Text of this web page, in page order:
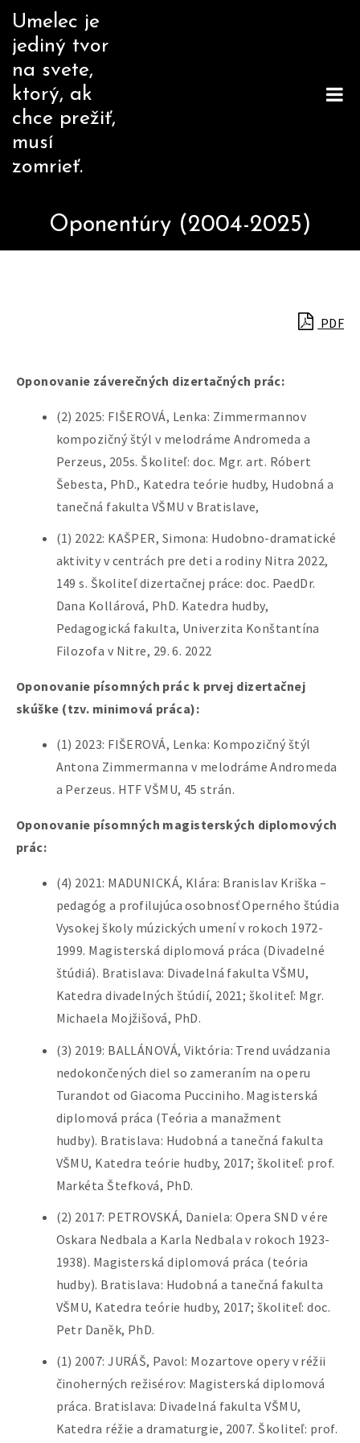
Skip
content
Umelec je
jediný tvor
na svete,
ktorý, ak
chce prežiť,
musí
zomrieť.
Oponentúry (2004-2025)
PDF
Oponovanie záverečných dizertačných prác:
(2) 2025: FIŠEROVÁ, Lenka: Zimmermannov
kompozičný štýl v melodráme Andromeda a
Perzeus, 205s. Školiteľ: doc. Mgr. art. Róbert
Šebesta, PhD., Katedra teórie hudby, Hudobná a
tanečná fakulta VŠMU v Bratislave,
(1) 2022: KAŠPER, Simona: Hudobno-dramatické
aktivity v centrách pre deti a rodiny Nitra 2022,
149 s. Školiteľ dizertačnej práce: doc. PaedDr.
Dana Kollárová, PhD. Katedra hudby,
Pedagogická fakulta, Univerzita Konštantína
Filozofa v Nitre, 29. 6. 2022
Oponovanie písomných prác k prvej dizertačnej
skúške (tzv. minimová práca):
(1) 2023: FIŠEROVÁ, Lenka: Kompozičný štýl
Antona Zimmermanna v melodráme Andromeda
a Perzeus. HTF VŠMU, 45 strán.
Oponovanie písomných magisterských diplomových
prác:
(4) 2021: MADUNICKÁ, Klára: Branislav Kriška –
pedagóg a profilujúca osobnosť Operného štúdia
Vysokej školy múzických umení v rokoch 1972-
1999. Magisterská diplomová práca (Divadelné
štúdiá). Bratislava: Divadelná fakulta VŠMU,
Katedra divadelných štúdií, 2021; školiteľ: Mgr.
Michaela Mojžišová, PhD.
(3) 2019: BALLÁNOVÁ, Viktória: Trend uvádzania
nedokončených diel so zameraním na operu
Turandot od Giacoma Pucciniho. Magisterská
diplomová práca (Teória a manažment
hudby). Bratislava: Hudobná a tanečná fakulta
VŠMU, Katedra teórie hudby, 2017; školiteľ: prof.
Markéta Štefková, PhD.
(2) 2017: PETROVSKÁ, Daniela: Opera SND v ére
Oskara Nedbala a Karla Nedbala v rokoch 1923-
1938). Magisterská diplomová práca (teória
hudby). Bratislava: Hudobná a tanečná fakulta
VŠMU, Katedra teórie hudby, 2017; školiteľ: doc.
Petr Daněk, PhD.
(1) 2007: JURÁŠ, Pavol: Mozartove opery v réžii
činoherných režisérov: Magisterská diplomová
práca. Bratislava: Divadelná fakulta VŠMU,
Katedra réžie a dramaturgie, 2007. Školiteľ: prof.